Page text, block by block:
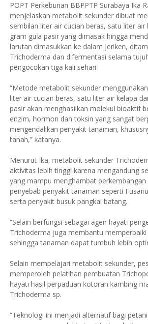
POPT Perkebunan BBPPTP Surabaya Ika
menjelaskan metabolit sekunder dibuat
sembilan liter air cucian beras, satu liter air
gram gula pasir yang dimasak hingga
larutan dimasukkan ke dalam jeriken,
Trichoderma dan difermentasi selama
pengocokan tiga kali sehari.
“Metode metabolit sekunder
liter air cucian beras, satu liter air kelapa
pasir akan menghasilkan molekul bioaktif
enzim, hormon dan toksin yang sangat
mengendalikan penyakit tanaman,
tanah,” katanya.
Menurut Ika, metabolit sekunder
aktivitas lebih tinggi karena mengandung
yang mampu menghambat
penyebab penyakit tanaman seperti
serta penyakit busuk pangkal batang.
“Selain berfungsi sebagai agen hayati
Trichoderma juga membantu
sehingga tanaman dapat tumbuh lebih
Selain mempelajari metabolit sekunder,
memperoleh pelatihan pembuatan
hayati hasil perpaduan kotoran kambing
Trichoderma sp.
“Teknologi ini menjadi alternatif bagi